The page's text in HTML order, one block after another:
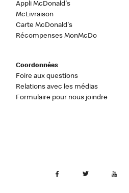
Appli McDonald's
McLivraison
Carte McDonald's
Récompenses MonMcDo
Coordonnées
Foire aux questions
Relations avec les médias
Formulaire pour nous joindre